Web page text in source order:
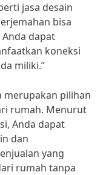
jasa desain
bisa
dapat
koneksi
miliki.”
merupakan pilihan
rumah. Menurut
Anda dapat
dan
yang
rumah tanpa